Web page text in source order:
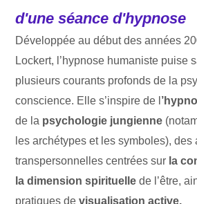
d'une séance d'hypnose
Développée au début des années
Lockert, l’hypnose humaniste puise
plusieurs courants profonds de la
conscience. Elle s’inspire de l
de la psychologie jungienne
les archétypes et les symboles), des
transpersonnelles centrées sur la
la dimension spirituelle de l’être,
pratiques de visualisation active.